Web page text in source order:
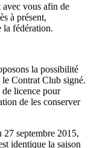
avec vous afin de
à présent,
la fédération.
la possibilité
le Contrat Club signé.
de licence pour
de les conserver
27 septembre 2015,
identique la saison